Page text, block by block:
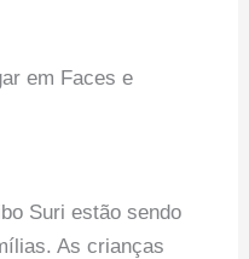
em Faces e
Suri estão sendo
As crianças